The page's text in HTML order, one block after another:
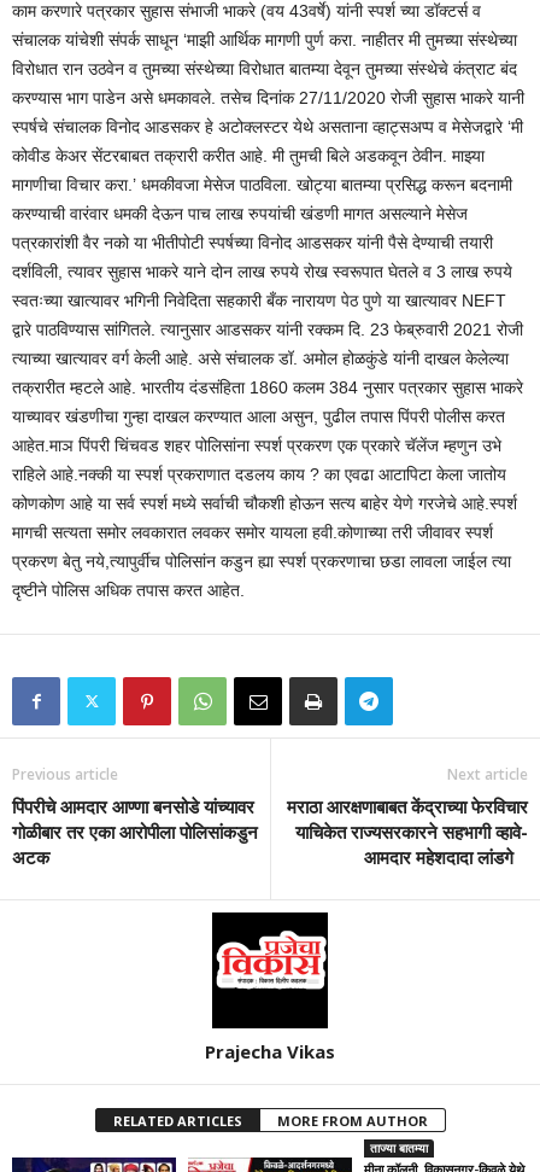
काम करणारे पत्रकार सुहास संभाजी भाकरे (वय 43वर्षे) यांनी स्पर्श च्या डॉक्टर्स व
संचालक यांचेशी संपर्क साधून ‘माझी आर्थिक मागणी पुर्ण करा. नाहीतर मी तुमच्या संस्थेच्या
विरोधात रान उठवेन व तुमच्या संस्थेच्या विरोधात बातम्या देवून तुमच्या संस्थेचे कंत्राट बंद
करण्यास भाग पाडेन असे धमकावले. तसेच दिनांक 27/11/2020 रोजी सुहास भाकरे यानी
स्पर्षचे संचालक विनोद आडसकर हे अटोक्लस्टर येथे असताना व्हाट्सअप्प व मेसेजद्वारे ‘मी
कोवीड केअर सेंटरबाबत तक्रारी करीत आहे. मी तुमची बिले अडकवून ठेवीन. माझ्या
मागणीचा विचार करा.’ धमकीवजा मेसेज पाठविला. खोट्या बातम्या प्रसिद्ध करून बदनामी
करण्याची वारंवार धमकी देऊन पाच लाख रुपयांची खंडणी मागत असल्याने मेसेज
पत्रकारांशी वैर नको या भीतीपोटी स्पर्षच्या विनोद आडसकर यांनी पैसे देण्याची तयारी
दर्शविली, त्यावर सुहास भाकरे याने दोन लाख रुपये रोख स्वरूपात घेतले व 3 लाख रुपये
स्वतःच्या खात्यावर भगिनी निवेदिता सहकारी बँक नारायण पेठ पुणे या खात्यावर NEFT
द्वारे पाठविण्यास सांगितले. त्यानुसार आडसकर यांनी रक्कम दि. 23 फेब्रुवारी 2021 रोजी
त्याच्या खात्यावर वर्ग केली आहे. असे संचालक डॉ. अमोल होळकुंडे यांनी दाखल केलेल्या
तक्रारीत म्हटले आहे. भारतीय दंडसंहिता 1860 कलम 384 नुसार पत्रकार सुहास भाकरे
याच्यावर खंडणीचा गुन्हा दाखल करण्यात आला असुन, पुढील तपास पिंपरी पोलीस करत
आहेत.माञ पिंपरी चिंचवड शहर पोलिसांना स्पर्श प्रकरण एक प्रकारे चॅलेंज म्हणुन उभे
राहिले आहे.नक्की या स्पर्श प्रकराणात दडलय काय ? का एवढा आटापिटा केला जातोय
कोणकोण आहे या सर्व स्पर्श मध्ये सर्वाची चौकशी होऊन सत्य बाहेर येणे गरजेचे आहे.स्पर्श
मागची सत्यता समोर लवकारात लवकर समोर यायला हवी.कोणाच्या तरी जीवावर स्पर्श
प्रकरण बेतु नये,त्यापुर्वीच पोलिसांन कडुन ह्या स्पर्श प्रकरणाचा छडा लावला जाईल त्या
दृष्टीने पोलिस अधिक तपास करत आहेत.
Previous article
पिंपरीचे आमदार आण्णा बनसोडे यांच्यावर
गोळीबार तर एका आरोपीला पोलिसांकडुन
अटक
Next article
मराठा आरक्षणाबाबत केंद्राच्या फेरविचार
याचिकेत राज्यसरकारने सहभागी व्हावे-
आमदार महेशदादा लांडगे
Prajecha Vikas
RELATED ARTICLES MORE FROM AUTHOR
ताज्या बातम्या